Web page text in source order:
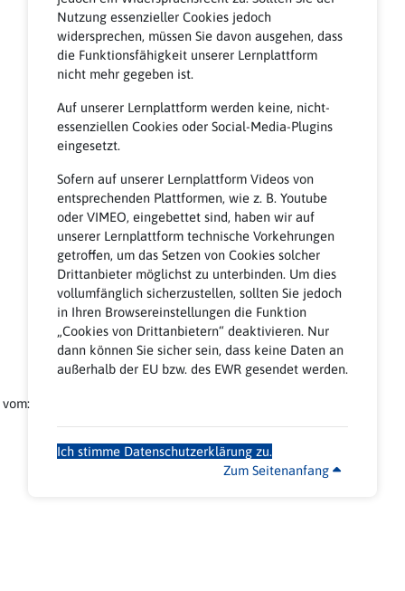
Nutzung essenzieller Cookies jedoch
widersprechen, müssen Sie davon ausgehen, dass
die Funktionsfähigkeit unserer Lernplattform
nicht mehr gegeben ist.
Auf unserer Lernplattform werden keine, nicht-
essenziellen Cookies oder Social-Media-Plugins
eingesetzt.
Sofern auf unserer Lernplattform Videos von
entsprechenden Plattformen, wie z. B. Youtube
oder VIMEO, eingebettet sind, haben wir auf
unserer Lernplattform technische Vorkehrungen
getroffen, um das Setzen von Cookies solcher
Drittanbieter möglichst zu unterbinden. Um dies
vollumfänglich sicherzustellen, sollten Sie jedoch
in Ihren Browsereinstellungen die Funktion
„Cookies von Drittanbietern“ deaktivieren. Nur
dann können Sie sicher sein, dass keine Daten an
außerhalb der EU bzw. des EWR gesendet werden.
Ich stimme Datenschutzerklärung zu.
Zum Seitenanfang